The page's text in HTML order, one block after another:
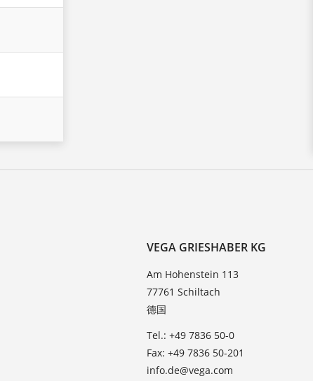
VEGA GRIESHABER KG
Am Hohenstein 113
77761 Schiltach
德国
Tel.: +49 7836 50-0
Fax: +49 7836 50-201
info.de@vega.com